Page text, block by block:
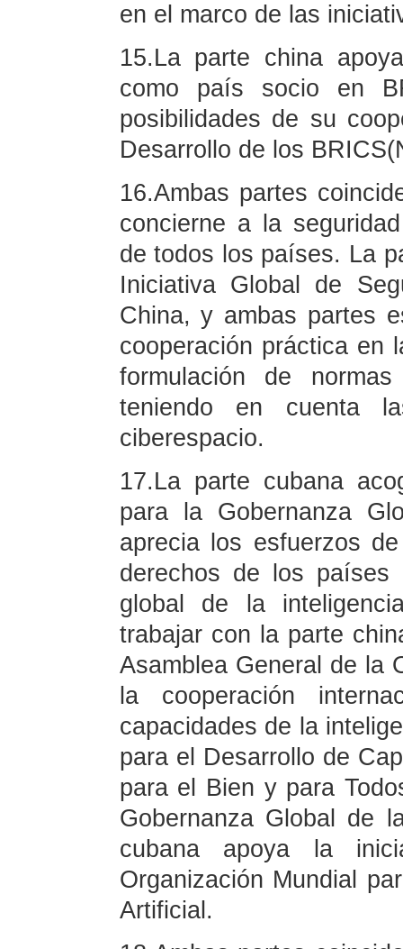
en el marco de las
15.La parte china
como país socio en
posibilidades de su
Desarrollo de los
16.Ambas partes
concierne a la
de todos los países. La
Iniciativa Global de
China, y ambas partes
cooperación práctica en
formulación de
teniendo en cuenta
ciberespacio.
17.La parte cubana
para la Gobernanza
aprecia los esfuerzos
derechos de los países
global de la
trabajar con la parte
Asamblea General de la
la cooperación
capacidades de la
para el Desarrollo de
para el Bien y para
Gobernanza Global de
cubana apoya la
Organización Mundial
Artificial.